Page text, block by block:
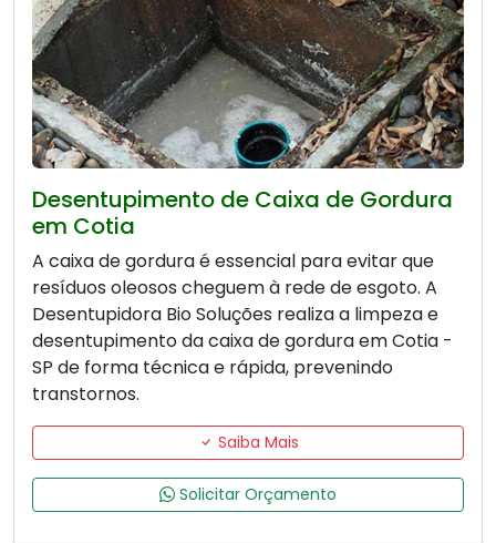
Desentupimento de Caixa de Gordura
em Cotia
A caixa de gordura é essencial para evitar que
resíduos oleosos cheguem à rede de esgoto. A
Desentupidora Bio Soluções realiza a limpeza e
desentupimento da caixa de gordura em Cotia -
SP de forma técnica e rápida, prevenindo
transtornos.
Saiba Mais
Solicitar Orçamento